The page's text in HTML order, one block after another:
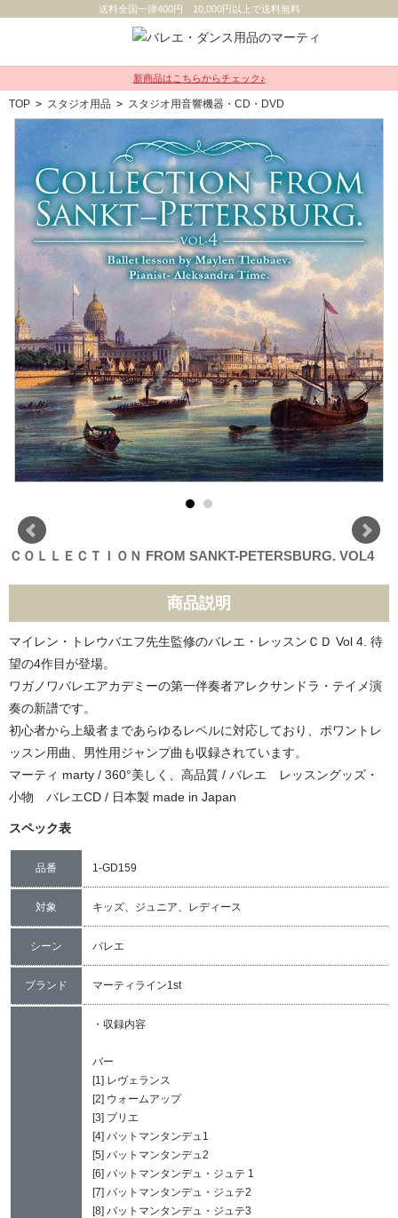
送料全国一律400円 10,000円以上で送料無料
新商品はこちらからチェック♪
TOP > スタジオ用品 > スタジオ用音響機器・CD・DVD
ＣＯＬＬＥＣＴＩＯＮ FROM SANKT-PETERSBURG. VOL4
商品説明
マイレン・トレウバエフ先生監修のバレエ・レッスンＣＤ Vol 4. 待
望の4作目が登場。
ワガノワバレエアカデミーの第一伴奏者アレクサンドラ・テイメ演
奏の新譜です。
初心者から上級者まであらゆるレベルに対応しており、ポワントレ
ッスン用曲、男性用ジャンプ曲も収録されています。
マーティ marty / 360°美しく、高品質 / バレエ レッスングッズ・
小物 バレエCD / 日本製 made in Japan
スペック表
品番 1-GD159
対象 キッズ、ジュニア、レディース
シーン バレエ
ブランド マーティライン1st
収録内容
バー
[1] レヴェランス
[2] ウォームアップ
[3] プリエ
[4] バットマンタンデュ1
[5] バットマンタンデュ2
[6] バットマンタンデュ・ジュテ 1
[7] バットマンタンデュ・ジュテ2
[8] バットマンタンデュ・ジュテ3